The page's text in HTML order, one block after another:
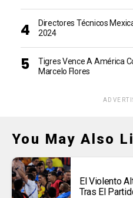
Directores Técnicos
2024
Tigres Vence A América
Marcelo Flores
You May Also
El Violento
Tras El